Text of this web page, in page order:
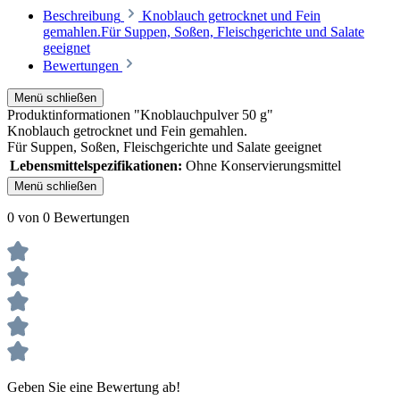
Beschreibung
Knoblauch getrocknet und Fein
gemahlen.Für Suppen, Soßen, Fleischgerichte und Salate
geeignet
Bewertungen
Menü schließen
Produktinformationen "Knoblauchpulver 50 g"
Knoblauch getrocknet und Fein gemahlen.
Für Suppen, Soßen, Fleischgerichte und Salate geeignet
Lebensmittelspezifikationen: Ohne Konservierungsmittel
Menü schließen
0 von 0 Bewertungen
Geben Sie eine Bewertung ab!